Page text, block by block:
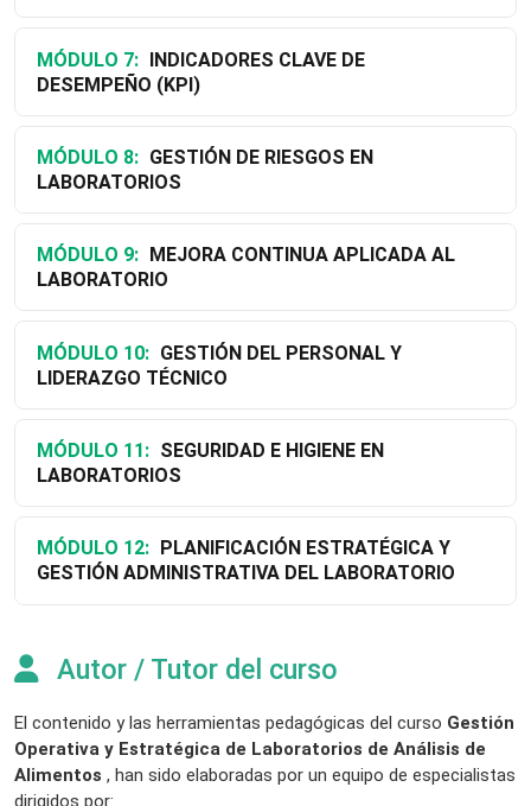
MÓDULO 7:
DESEMPEÑO (KPI)
MÓDULO 8:
LABORATORIOS
MÓDULO 9:
LABORATORIO
MÓDULO 10:
LIDERAZGO TÉCNICO
MÓDULO 11:
LABORATORIOS
MÓDULO 12:
GESTIÓN ADMINISTRATIVA DEL LABORATORIO
Autor / Tutor del curso
El contenido y las herramientas pedagógicas del curso Gestión
Operativa y Estratégica de Laboratorios de Análisis de
Alimentos , han sido elaboradas por un equipo de especialistas
dirigidos por: